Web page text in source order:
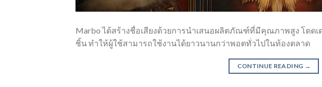
Marbo ได้สร้างชื่อเสียงด้วยการนำเสนอผลิตภัณฑ์ที่มีคุณภาพสูง โดด
ชิ้น ทำให้ผู้ใช้สามารถใช้งานได้ยาวนานกว่าพอตทั่วไปในท้องตลาด
CONTINUE READING →